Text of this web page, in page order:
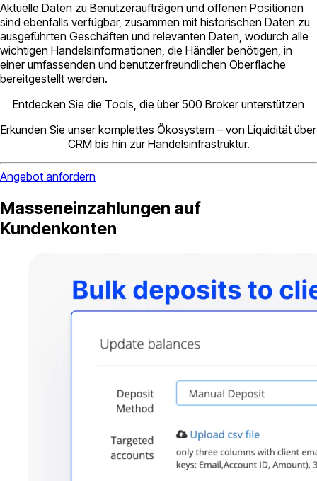
Aktuelle Daten zu Benutzeraufträgen und offenen Positionen
sind ebenfalls verfügbar, zusammen mit historischen Daten zu
ausgeführten Geschäften und relevanten Daten, wodurch alle
wichtigen Handelsinformationen, die Händler benötigen, in
einer umfassenden und benutzerfreundlichen Oberfläche
bereitgestellt werden.
Entdecken Sie die Tools, die über 500 Broker unterstützen
Erkunden Sie unser komplettes Ökosystem – von Liquidität über
CRM bis hin zur Handelsinfrastruktur.
Angebot anfordern
Masseneinzahlungen auf
Kundenkonten